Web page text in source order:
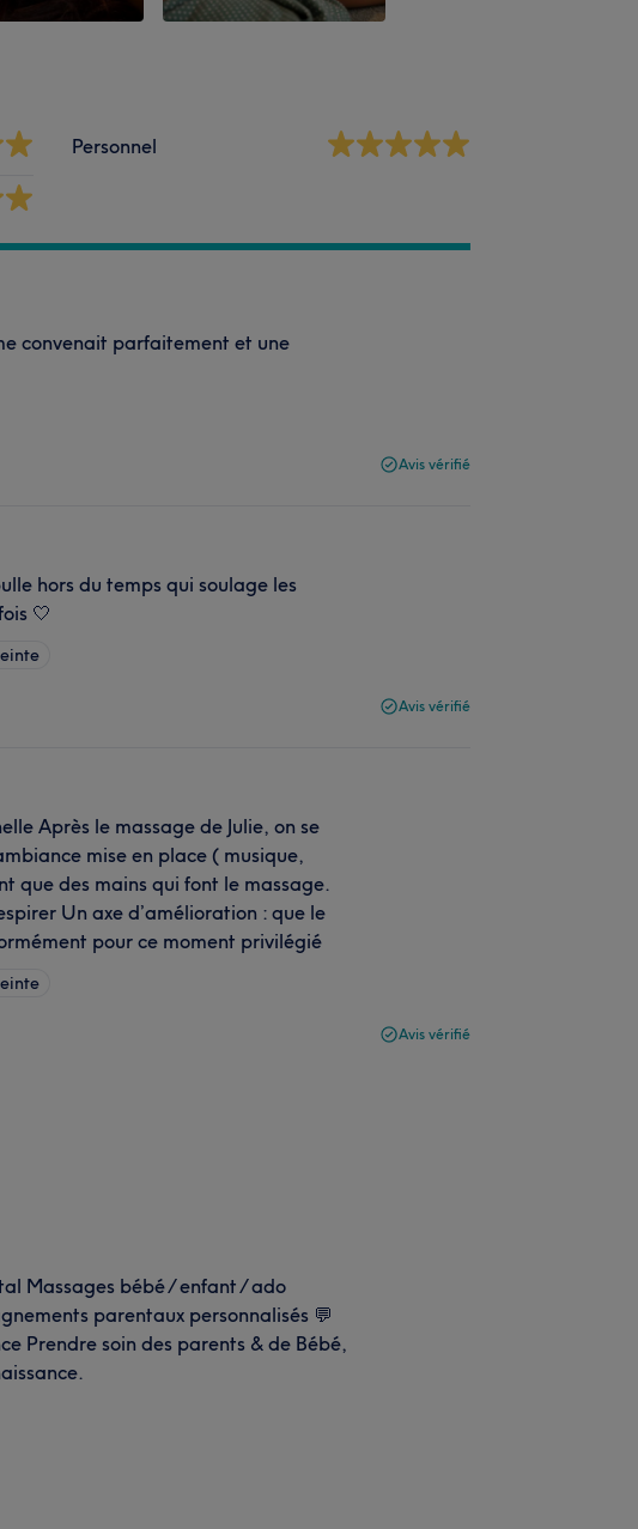
Personnel
convenait parfaitement et une
Avis vérifié
hors du temps qui soulage les
🤍
Avis vérifié
Après le massage de Julie, on se
mise en place ( musique,
que des mains qui font le massage.
Un axe d’amélioration : que le
pour ce moment privilégié
Avis vérifié
Massages bébé / enfant / ado
parentaux personnalisés 💬
Prendre soin des parents & de Bébé,